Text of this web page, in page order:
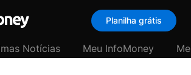
Planilha grátis
Notícias Meu InfoMoney